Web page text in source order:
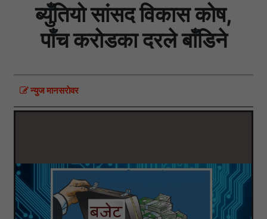
ब्युँतियो सांसद विकास कोष,
पाँच करोडका दरले बाँडिने
न्युज मानसराेवर